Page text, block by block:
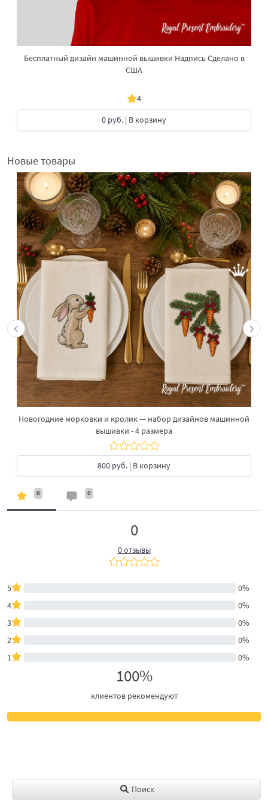
Бесплатный дизайн машинной вышивки Надпись Сделано в
США
4
0 руб. | В корзину
Новые товары
Новогодние морковки и кролик — набор дизайнов машинной
вышивки - 4 размера
800 руб. | В корзину
0 0
0
0 отзывы
5
0%
4
0%
3
0%
2
0%
1
0%
100%
клиентов рекомендуют
Поиск